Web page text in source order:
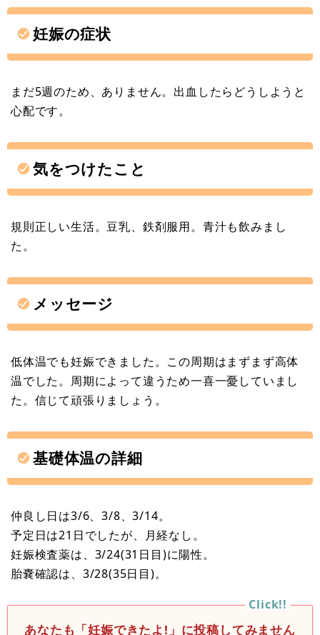
妊娠の症状
まだ5週のため、ありません。出血したらどうしようと
心配です。
気をつけたこと
規則正しい生活。豆乳、鉄剤服用。青汁も飲みまし
た。
メッセージ
低体温でも妊娠できました。この周期はまずまず高体
温でした。周期によって違うため一喜一憂していまし
た。信じて頑張りましょう。
基礎体温の詳細
仲良し日は3/6、3/8、3/14。
予定日は21日でしたが、月経なし。
妊娠検査薬は、3/24(31日目)に陽性。
胎嚢確認は、3/28(35日目)。
あなたも「妊娠できたよ!」に投稿してみません